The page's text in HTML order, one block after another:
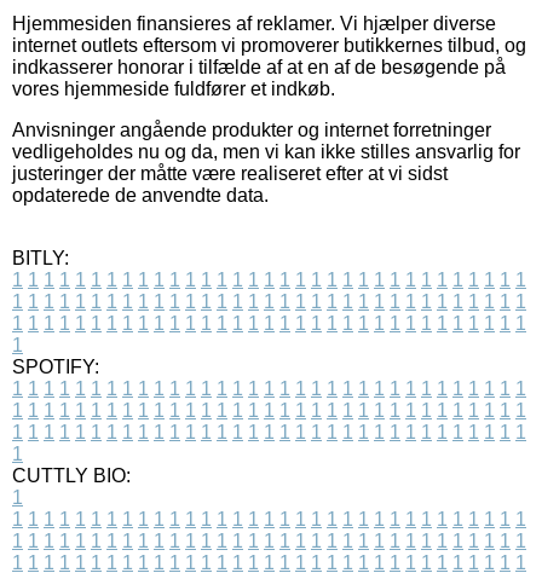
Hjemmesiden finansieres af reklamer. Vi hjælper diverse
internet outlets eftersom vi promoverer butikkernes tilbud, og
indkasserer honorar i tilfælde af at en af de besøgende på
vores hjemmeside fuldfører et indkøb.
Anvisninger angående produkter og internet forretninger
vedligeholdes nu og da, men vi kan ikke stilles ansvarlig for
justeringer der måtte være realiseret efter at vi sidst
opdaterede de anvendte data.
BITLY:
1 1 1 1 1 1 1 1 1 1 1 1 1 1 1 1 1 1 1 1 1 1 1 1 1 1 1 1 1 1 1 1 1
1 1 1 1 1 1 1 1 1 1 1 1 1 1 1 1 1 1 1 1 1 1 1 1 1 1 1 1 1 1 1 1 1
1 1 1 1 1 1 1 1 1 1 1 1 1 1 1 1 1 1 1 1 1 1 1 1 1 1 1 1 1 1 1 1 1
1
SPOTIFY:
1 1 1 1 1 1 1 1 1 1 1 1 1 1 1 1 1 1 1 1 1 1 1 1 1 1 1 1 1 1 1 1 1
1 1 1 1 1 1 1 1 1 1 1 1 1 1 1 1 1 1 1 1 1 1 1 1 1 1 1 1 1 1 1 1 1
1 1 1 1 1 1 1 1 1 1 1 1 1 1 1 1 1 1 1 1 1 1 1 1 1 1 1 1 1 1 1 1 1
1
CUTTLY BIO:
1
1 1 1 1 1 1 1 1 1 1 1 1 1 1 1 1 1 1 1 1 1 1 1 1 1 1 1 1 1 1 1 1 1
1 1 1 1 1 1 1 1 1 1 1 1 1 1 1 1 1 1 1 1 1 1 1 1 1 1 1 1 1 1 1 1 1
1 1 1 1 1 1 1 1 1 1 1 1 1 1 1 1 1 1 1 1 1 1 1 1 1 1 1 1 1 1 1 1 1